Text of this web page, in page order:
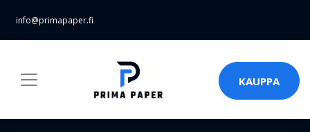
info@primapaper.fi
KAUPPA